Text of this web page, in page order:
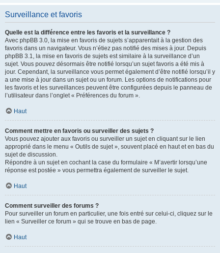
Surveillance et favoris
Quelle est la différence entre les favoris et la surveillance ?
Avec phpBB 3.0, la mise en favoris de sujets s’apparentait à la gestion des
favoris dans un navigateur. Vous n’étiez pas notifié des mises à jour. Depuis
phpBB 3.1, la mise en favoris de sujets est similaire à la surveillance d’un
sujet. Vous pouvez désormais être notifié lorsqu’un sujet favoris a été mis à
jour. Cependant, la surveillance vous permet également d’être notifié lorsqu’il y
a une mise à jour dans un sujet ou un forum. Les options de notifications pour
les favoris et les surveillances peuvent être configurées depuis le panneau de
l’utilisateur dans l’onglet « Préférences du forum ».
Haut
Comment mettre en favoris ou surveiller des sujets ?
Vous pouvez ajouter aux favoris ou surveiller un sujet en cliquant sur le lien
approprié dans le menu « Outils de sujet », souvent placé en haut et en bas du
sujet de discussion.
Répondre à un sujet en cochant la case du formulaire « M’avertir lorsqu’une
réponse est postée » vous permettra également de surveiller le sujet.
Haut
Comment surveiller des forums ?
Pour surveiller un forum en particulier, une fois entré sur celui-ci, cliquez sur le
lien « Surveiller ce forum » qui se trouve en bas de page.
Haut